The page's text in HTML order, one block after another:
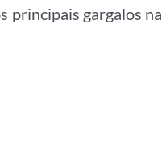
principais gargalos na